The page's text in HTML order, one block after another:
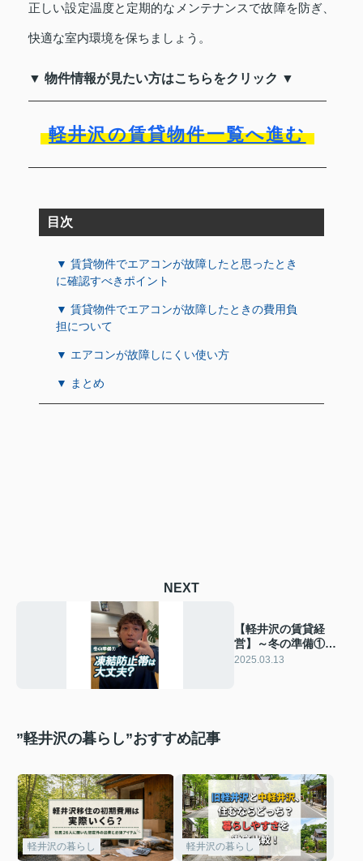
正しい設定温度と定期的なメンテナンスで故障を防ぎ、
快適な室内環境を保ちましょう。
▼ 物件情報が見たい方はこちらをクリック ▼
軽井沢の賃貸物件一覧へ進む
目次
▼ 賃貸物件でエアコンが故障したと思ったとき
に確認すべきポイント
▼ 賃貸物件でエアコンが故障したときの費用負
担について
▼ エアコンが故障しにくい使い方
▼ まとめ
NEXT
【軽井沢の賃貸経
営】～冬の準備①～
凍結防止帯は大丈
2025.03.13
”軽井沢の暮らし”おすすめ記事
軽井沢の暮らし 軽井沢の暮らし